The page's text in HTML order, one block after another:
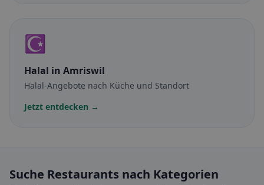
☪️
Halal in Amriswil
Halal-Angebote nach Küche und Standort
Jetzt entdecken →
Suche Restaurants nach Kategorien